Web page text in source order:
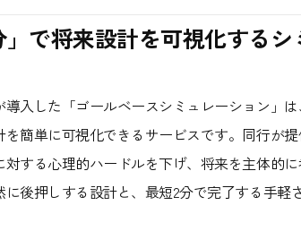
」で将来設計を可視化する
導入した「ゴールベースシミュレーション」
簡単に可視化できるサービスです。同行が
対する心理的ハードルを下げ、将来を主体的
後押しする設計と、最短2分で完了する手軽